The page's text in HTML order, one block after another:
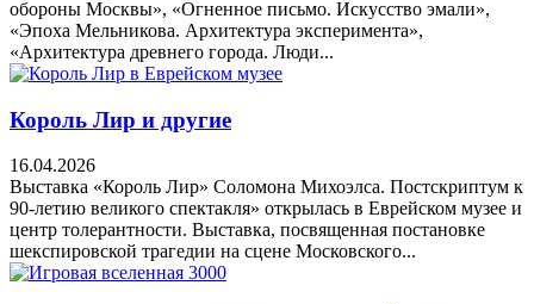
обороны Москвы», «Огненное письмо. Искусство эмали»,
«Эпоха Мельникова. Архитектура эксперимента»,
«Архитектура древнего города. Люди...
Король Лир и другие
16.04.2026
Выставка «Король Лир» Соломона Михоэлса. Постскриптум к
90-летию великого спектакля» открылась в Еврейском музее и
центр толерантности. Выставка, посвященная постановке
шекспировской трагедии на сцене Московского...